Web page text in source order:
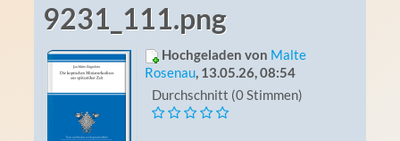
9231_111.png
Hochgeladen von Malte
Rosenau, 13.05.26, 08:54
Durchschnitt (0 Stimmen)